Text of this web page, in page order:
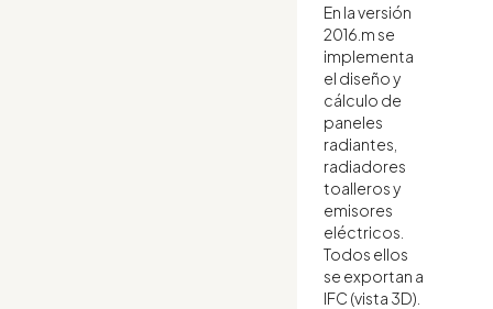
En la versión
2016.m se
implementa
el diseño y
cálculo de
paneles
radiantes,
radiadores
toalleros y
emisores
eléctricos.
Todos ellos
se exportan a
IFC (vista 3D).